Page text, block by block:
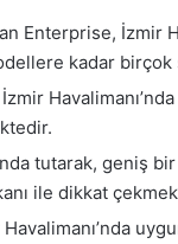
Enterprise, İzmir
kadar birçok
tutarak, geniş
ile dikkat